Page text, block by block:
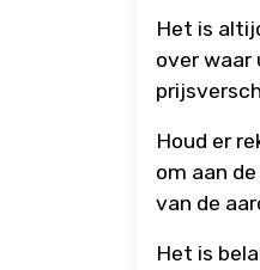
Het is
over waar
Houd er
om aan
van de
Het is